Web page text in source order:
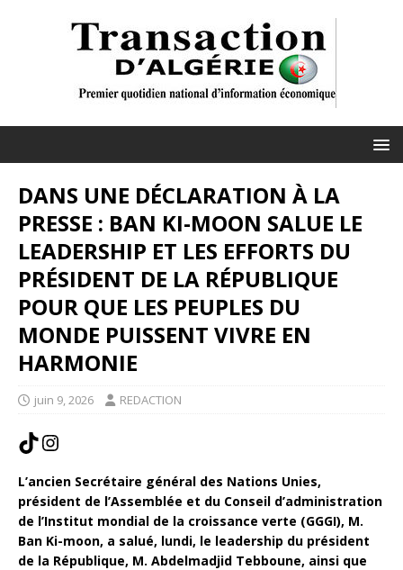
DANS UNE DÉCLARATION À LA
PRESSE : BAN KI-MOON SALUE LE
LEADERSHIP ET LES EFFORTS DU
PRÉSIDENT DE LA RÉPUBLIQUE
POUR QUE LES PEUPLES DU
MONDE PUISSENT VIVRE EN
HARMONIE
juin 9, 2026 REDACTION
L’ancien Secrétaire général des Nations Unies,
président de l’Assemblée et du Conseil d’administration
de l’Institut mondial de la croissance verte (GGGI), M.
Ban Ki-moon, a salué, lundi, le leadership du président
de la République, M. Abdelmadjid Tebboune, ainsi que